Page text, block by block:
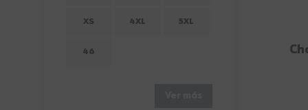
XS 4XL 5XL
46